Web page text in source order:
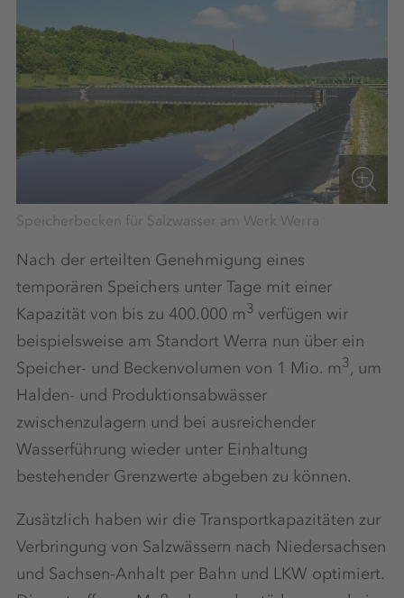
Speicherbecken für Salzwasser am Werk Werra
Nach der erteilten Genehmigung eines
temporären Speichers unter Tage mit einer
Kapazität von bis zu 400.000 m3 verfügen wir
beispielsweise am Standort Werra nun über ein
Speicher- und Beckenvolumen von 1 Mio. m3, um
Halden- und Produktionsabwässer
zwischenzulagern und bei ausreichender
Wasserführung wieder unter Einhaltung
bestehender Grenzwerte abgeben zu können.
Zusätzlich haben wir die Transportkapazitäten zur
Verbringung von Salzwässern nach Niedersachsen
und Sachsen-Anhalt per Bahn und LKW optimiert.